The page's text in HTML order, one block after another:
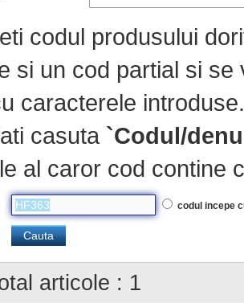
codul produsului
si un cod partial si
caracterele introduse.
casuta `Codul/
al caror cod contine
codul incepe
articole : 1